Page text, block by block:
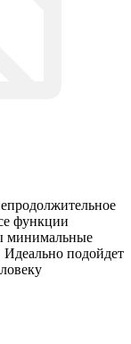
функции
минимальные
Идеально подойдет